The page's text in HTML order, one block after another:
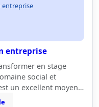
entreprise
entreprise
en stage
social et
un excellent moyen…